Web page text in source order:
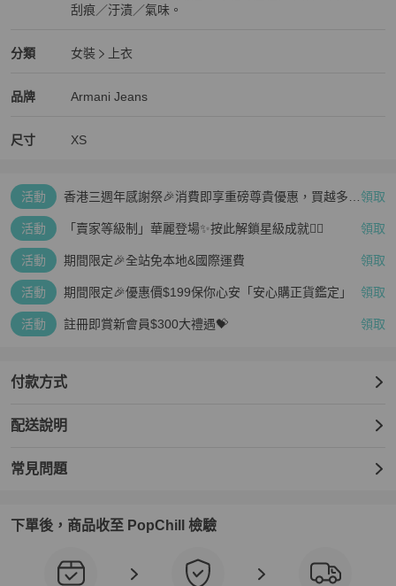
刮痕／汙漬／氣味。
分類
Armani Jeans女裝 分類資訊
女裝
上衣
品牌
Armani Jeans精品 女裝品牌介紹
Armani Jeans
Armani Jeans推薦清單
尺寸 XS
活動
香港三週年感謝祭🎉消費即享重磅尊貴優惠，買越多、 領取
活動 「賣家等級制」華麗登場✨按此解鎖星級成就👆🏻 領取
活動 期間限定🎉全站免本地&國際運費 領取
活動 期間限定🎉優惠價$199保你心安「安心購正貨鑑定」 領取
活動 註冊即賞新會員$300大禮遇💝 領取
付款方式
配送說明
常見問題
下單後，商品收至 PopChill 檢驗